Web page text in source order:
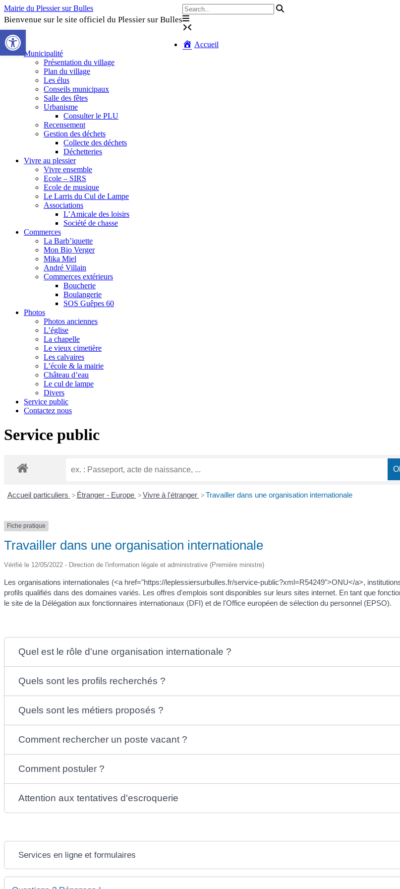
Skip
to
Mairie du Plessier sur Bulles
Bienvenue sur le site officiel du Plessier sur Bulles
Accueil
Municipalité
Présentation du village
Plan du village
Les élus
Conseils municipaux
Salle des fêtes
Urbanisme
Consulter le PLU
Recensement
Gestion des déchets
Collecte des déchets
Déchetteries
Vivre au plessier
Vivre ensemble
Ecole – SIRS
Ecole de musique
Le Larris du Cul de Lampe
Associations
L’Amicale des loisirs
Société de chasse
Commerces
La Barb’iquette
Mon Bio Verger
Mika Miel
André Villain
Commerces extérieurs
Boucherie
Boulangerie
SOS Guêpes 60
Photos
Photos anciennes
L’église
La chapelle
Le vieux cimetière
Les calvaires
L’école & la mairie
Château d’eau
Le cul de lampe
Divers
Service public
Contactez nous
Service public
Accueil particuliers > Étranger - Europe > Vivre à l'étranger > Travailler dans une organisation internationale
Fiche pratique
Travailler dans une organisation internationale
Vérifié le 12/05/2022 - Direction de l'information légale et administrative (Première ministre)
Les organisations internationales (<a href="https://leplessiersurbulles.fr/service-public?xml=R54249">ONU</a>,
profils qualifiés dans des domaines variés. Les offres d'emplois sont disponibles sur leurs sites internet. En tant que
le site de la Délégation aux fonctionnaires internationaux (DFI) et de l'Office européen de sélection du personnel (EPSO).
Quel est le rôle d'une organisation internationale ?
Quels sont les profils recherchés ?
Quels sont les métiers proposés ?
Comment rechercher un poste vacant ?
Comment postuler ?
Attention aux tentatives d'escroquerie
Services en ligne et formulaires
Ouvrir la barre d’outils